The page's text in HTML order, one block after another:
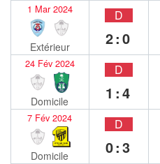
1 Mar 2024
Extérieur
D
2:0
24 Fév 2024
Domicile
D
1:4
7 Fév 2024
Domicile
D
0:3